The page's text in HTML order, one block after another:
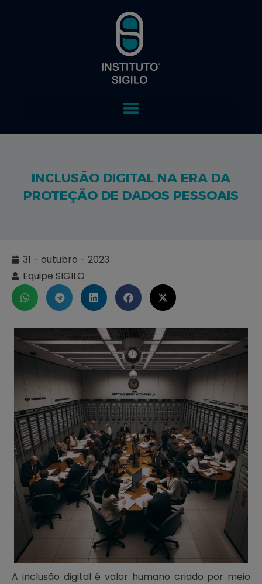
INCLUSÃO DIGITAL NA ERA DA
PROTEÇÃO DE DADOS PESSOAIS
31 - outubro - 2023
Equipe SIGILO
A inclusão digital é valor humano criado por meio